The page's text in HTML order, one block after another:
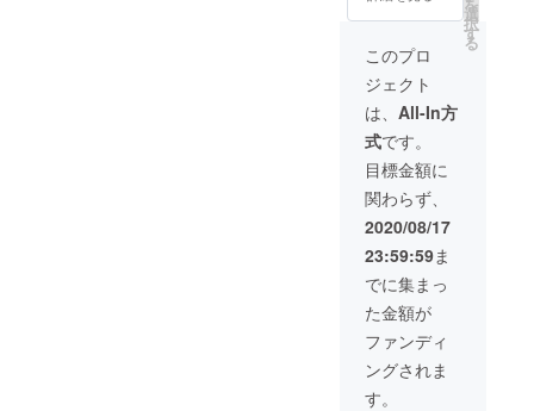
※商品の
仕様、
ンに関
しまし
ては一
部変更
になる
可能性
もござ
いま
了承く
ださ
い。
定です
が、生
産、配
送状況
により
遅れる
可能性
もござ
いま
す。 ※
送料込
の価格
となり
ます。
※商品の
仕様、
デザイ
ンに関
Purifier
本体 x1
・外部
セン
サー x4
・盗難
防止
ナット
x4 ・レ
ンチ x1
・充電
ケーブ
ル x1 ・
万能両
面テー
プ x1 ・
アロマ
タブ
レット
x1 ・取
選
択
す
る
このプロ
ジェクト
は、 All-In方
式です。
目標金額に
関わらず、
2020/08/17
23:59:59ま
でに集まっ
た金額が
ファンディ
ングされま
す。